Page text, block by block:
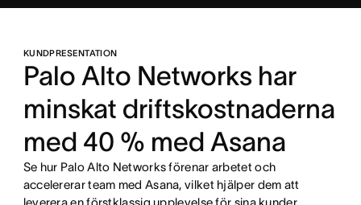
KUNDPRESENTATION
Palo Alto Networks har
minskat driftskostnaderna
med 40 % med Asana
Se hur Palo Alto Networks förenar arbetet och
accelererar team med Asana, vilket hjälper dem att